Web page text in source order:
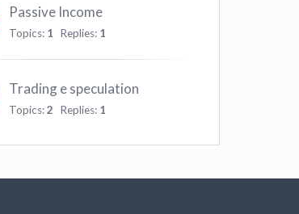
Passive Income
Topics: 1 Replies: 1
Trading e speculation
Topics:2 Replies: 1